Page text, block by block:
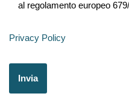
al regolamento europeo
Privacy Policy